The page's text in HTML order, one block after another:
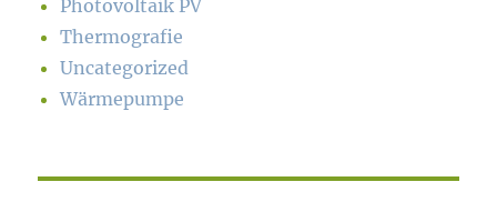
Photovoltaik PV
Thermografie
Uncategorized
Wärmepumpe